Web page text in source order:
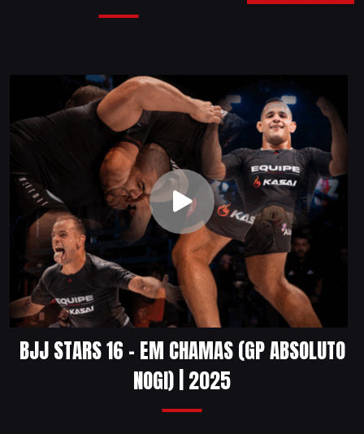
BJJ STARS 16 – EM CHAMAS (GP ABSOLUTO
NOGI) | 2025